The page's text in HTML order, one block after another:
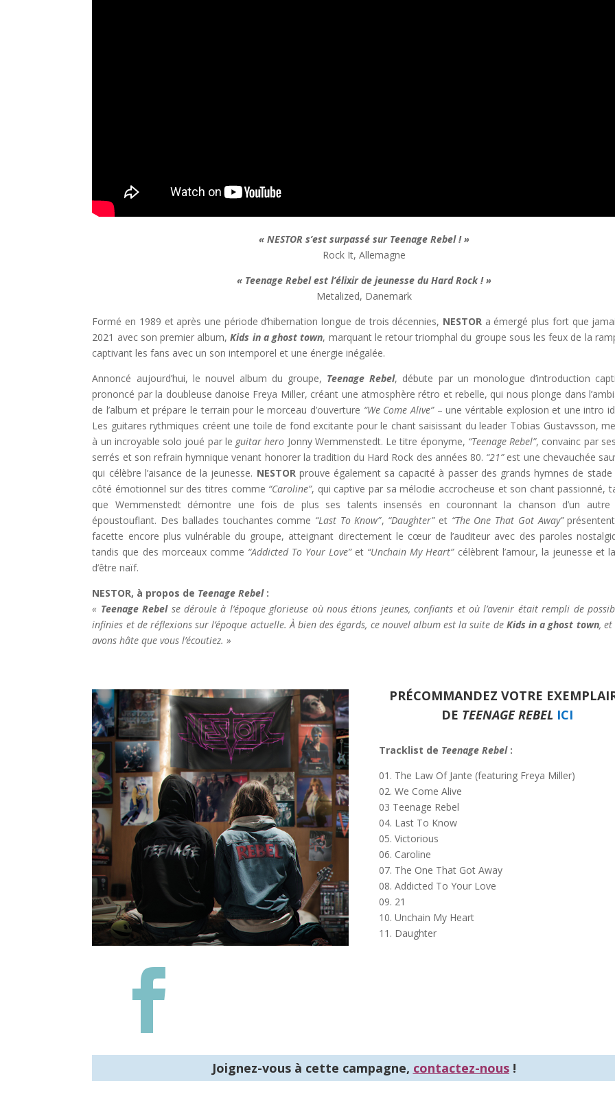
« NESTOR s’est surpassé sur Teenage Rebel ! »
Rock It, Allemagne
« Teenage Rebel est l’élixir de jeunesse du Hard Rock ! »
Metalized, Danemark
Formé en 1989 et après une période d’hibernation longue de trois décennies, NESTOR a émergé plus fort que
2021 avec son premier album,Kids in a ghost town, marquant le retour triomphal du groupe sous les feux de la
captivant les fans avec un son intemporel et une énergie inégalée.
Annoncé aujourd’hui, le nouvel album du groupe, Teenage Rebel, débute par un monologue d’introduction
prononcé par la doubleuse danoise Freya Miller, créant une atmosphère rétro et rebelle, qui nous plonge dans
de l’album et prépare le terrain pour le morceau d’ouverture “We Come Alive”– une véritable explosion et une intro
Les guitares rythmiques créent une toile de fond excitante pour le chant saisissant du leader Tobias Gustavsson,
à un incroyable solo joué par le guitar hero Jonny Wemmenstedt. Le titre éponyme, “Teenage Rebel”, convainc par
serrés et son refrain hymnique venant honorer la tradition du Hard Rock des années 80. “21”est une chevauchée
qui célèbre l’aisance de la jeunesse. NESTORprouve également sa capacité à passer des grands hymnes de
côté émotionnel sur des titres comme “Caroline”, qui captive par sa mélodie accrocheuse et son chant passionné,
que Wemmenstedt démontre une fois de plus ses talents insensés en couronnant la chanson d’un autre
époustouflant. Des ballades touchantes comme “Last To Know”, “Daughter”et “The One That Got Away”
facette encore plus vulnérable du groupe, atteignant directement le cœur de l’auditeur avec des paroles
tandis que des morceaux comme “Addicted To Your Love”et “Unchain My Heart”célèbrent l’amour, la jeunesse et
d’être naïf.
NESTOR, à propos de Teenage Rebel:
« Teenage Rebelse déroule à l’époque glorieuse où nous étions jeunes, confiants et où l’avenir était rempli de
infinies et de réflexions sur l’époque actuelle. À bien des égards, ce nouvel album est la suite de Kids in a ghost town, et
avons hâte que vous l’écoutiez. »
PRÉCOMMANDEZ VOTRE
DE TEENAGE REBEL ICI
Tracklist de Teenage Rebel:
01. The Law Of Jante (featuring Freya Miller)
02. We Come Alive
03 Teenage Rebel
04. Last To Know
05. Victorious
06. Caroline
07. The One That Got Away
08. Addicted To Your Love
09. 21
10. Unchain My Heart
11. Daughter

Joignez-vous à cette campagne, contactez-nous!